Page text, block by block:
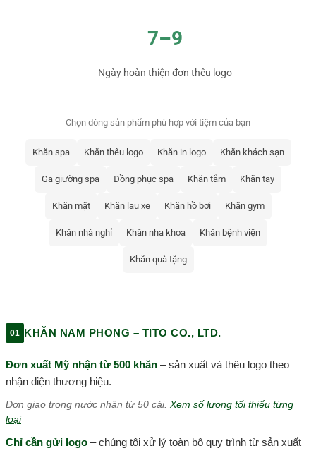
7–9
Ngày hoàn thiện đơn thêu logo
Chọn dòng sản phẩm phù hợp với tiệm của bạn
Khăn spa Khăn thêu logo Khăn in logo Khăn khách sạn
Ga giường spa Đồng phục spa Khăn tắm Khăn tay
Khăn mặt Khăn lau xe Khăn hồ bơi Khăn gym
Khăn nhà nghỉ Khăn nha khoa Khăn bệnh viện
Khăn quà tặng
01 KHĂN NAM PHONG – TITO CO., LTD.
Đơn xuất Mỹ nhận từ 500 khăn – sản xuất và thêu logo theo
nhận diện thương hiệu.
Đơn giao trong nước nhận từ 50 cái. Xem số lượng tối thiểu từng
loại
Chỉ cần gửi logo – chúng tôi xử lý toàn bộ quy trình từ sản xuất